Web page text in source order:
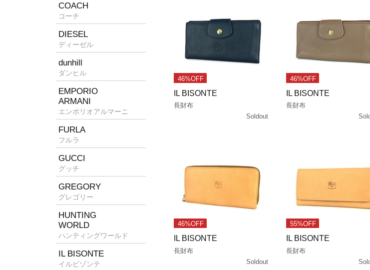
46%OFF
IL BISONTE
長財布
Soldout
46%OFF
IL BISONTE
長財布
46%OFF
IL BISONTE
長財布
Soldout
55%OFF
IL BISONTE
長財布
COACH
コーチ
DIESEL
ディーゼル
dunhill
ダンヒル
EMPORIO
ARMANI
エンポリオアルマーニ
FURLA
フルラ
GUCCI
グッチ
GREGORY
グレゴリー
HUNTING
WORLD
ハンティングワールド
IL BISONTE
イルビゾンテ